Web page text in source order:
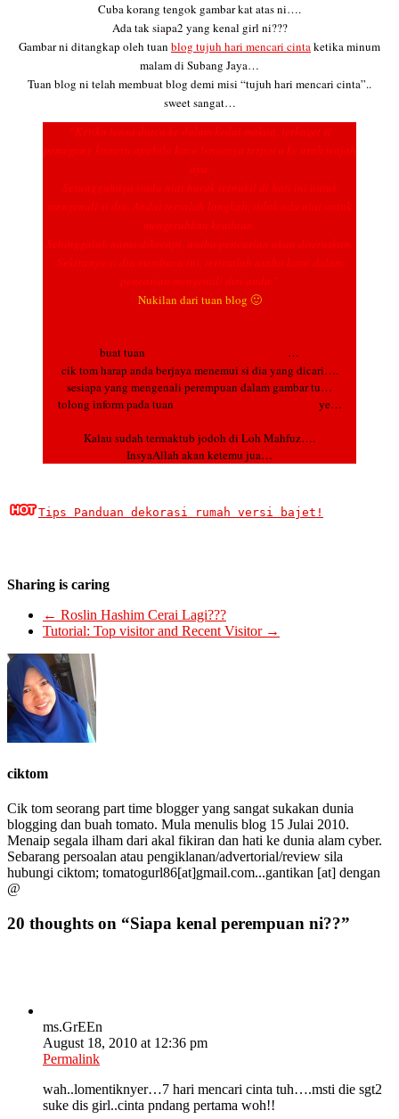
Cuba korang tengok gambar kat atas ni….
Ada tak siapa2 yang kenal girl ni???
Gambar ni ditangkap oleh tuan blog tujuh hari mencari cintaketika minum
malam di Subang Jaya…
Tuan blog ni telah membuat blog demi misi “tujuh hari mencari cinta”..
sweet sangat…
“Ketika lensa diacu ke dalam kedai makan, terkaget si
pemegang kamera apabila kaca lensanya terpacu ke arah wajah
ayu.
Sesungguhnya tiada niat buruk ternukil di hati ini untuk
mengenali si dia. Andai tersalah langkah, tidak ada niat untuk
mengeruhkan keadaan.
Sehinggalah nama dikecapi, usaha pencarian akan diteruskan.
Sekiranya si dia membaca ini, terimalah usaha kami dalam
pencarian mengenali diri anda.”
Nukilan dari tuan blog 🙂
buat tuan
…
cik tom harap anda berjaya menemui si dia yang dicari….
sesiapa yang mengenali perempuan dalam gambar tu…
tolong inform pada tuan
ye…
Kalau sudah termaktub jodoh di Loh Mahfuz….
InsyaAllah akan ketemu jua…
Tips Panduan dekorasi rumah versi bajet!
Sharing is caring
← Roslin Hashim Cerai Lagi???
Tutorial: Top visitor and Recent Visitor →
ciktom
Cik tom seorang part time blogger yang sangat sukakan dunia
blogging dan buah tomato. Mula menulis blog 15 Julai 2010.
Menaip segala ilham dari akal fikiran dan hati ke dunia alam cyber.
Sebarang persoalan atau pengiklanan/advertorial/review sila
hubungi ciktom; tomatogurl86[at]gmail.com...gantikan [at] dengan
@
20 thoughts on “Siapa kenal perempuan ni??”
ms.GrEEn
August 18, 2010 at 12:36 pm
Permalink
wah..lomentiknyer…7 hari mencari cinta tuh….msti die sgt2
suke dis girl..cinta pndang pertama woh!!